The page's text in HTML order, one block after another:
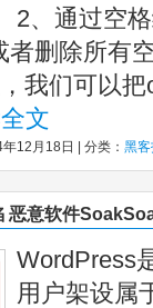
2、通过空
删除所有空
我们可以把
文
12月18日 | 分类： 黑
恶意软件
WordPress
用户架设属